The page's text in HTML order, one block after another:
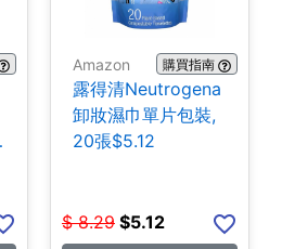
Amazon 購買指南
露得清Neutrogena
卸妝濕巾單片包裝,
20張$5.12
$ 8.29 $5.12